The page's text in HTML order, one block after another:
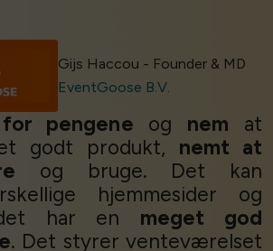
Gijs Haccou - Founder & MD
EventGoose B.V.
pengene og nem at
godt produkt, nemt at
og bruge. Det kan
hjemmesider og
har en meget god
. Det styrer venteværelset